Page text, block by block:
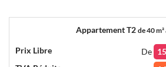
Appartement T2 de40 m²
De